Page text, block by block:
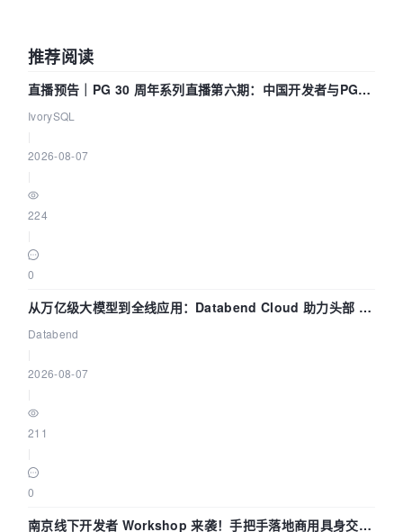
推荐阅读
直播预告｜PG 30 周年系列直播第六期：中国开发者与PG内
核——我们改得动吗？我们贡献了什么？
IvorySQL
2026-08-07
224
0
从万亿级大模型到全线应用：Databend Cloud 助力头部 AI
企业构建全链路 Trace 数据管道
Databend
2026-08-07
211
0
南京线下开发者 Workshop 来袭！手把手落地商用具身交互